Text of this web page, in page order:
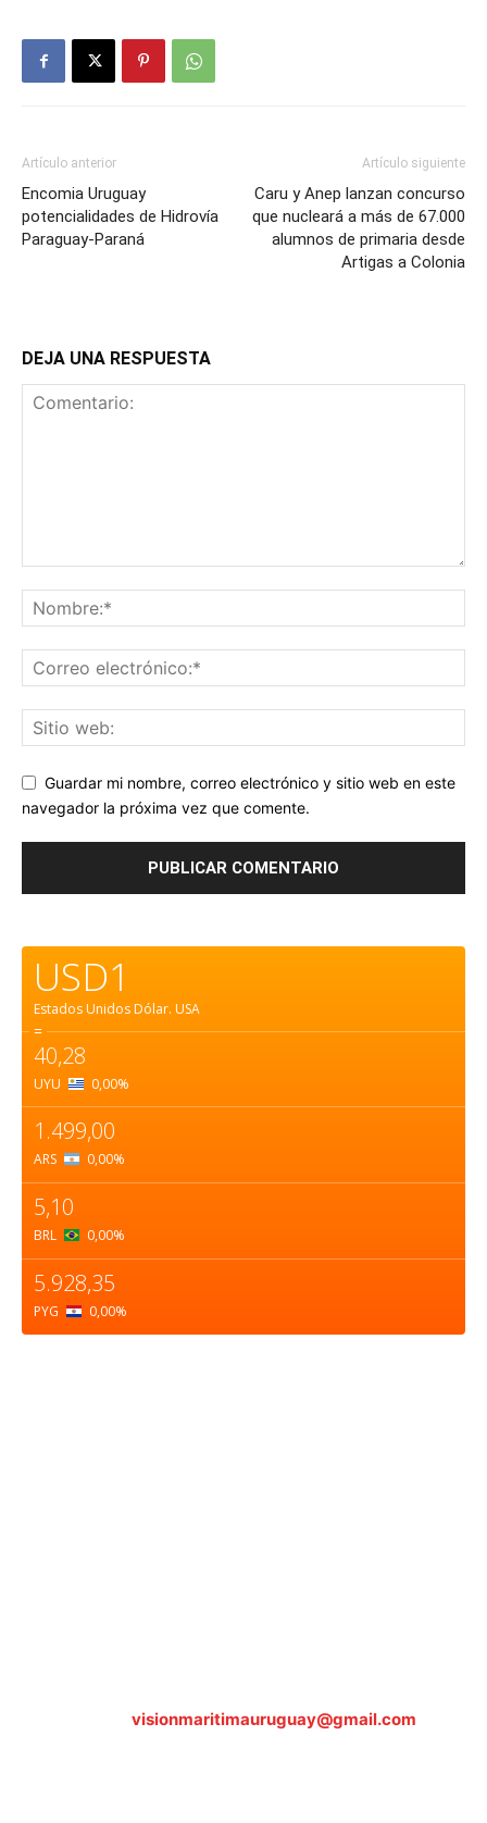
Artículo anterior
Encomia Uruguay
potencialidades de Hidrovía
Paraguay-Paraná
Artículo siguiente
Caru y Anep lanzan concurso
que nucleará a más de 67.000
alumnos de primaria desde
Artigas a Colonia
DEJA UNA RESPUESTA
Guardar mi nombre, correo electrónico y sitio web en este
navegador la próxima vez que comente.
USD1
Estados Unidos Dólar. USA
=
40,28
UYU 0,00%
1.499,00
ARS 0,00%
5,10
BRL 0,00%
5.928,35
PYG 0,00%
visionmaritimauruguay@gmail.com